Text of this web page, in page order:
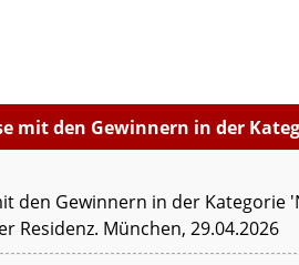
mit den Gewinnern in der
den Gewinnern in der
Residenz. München, 29.04.2026